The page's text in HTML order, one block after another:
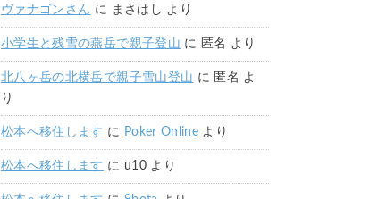
ヴァナゴンさん に まさはし より
小学生と残雪の燕岳で親子登山 に 匿名 より
北八ヶ岳の北横岳で親子雪山登山 に 匿名 よ
り
松本へ移住します に Poker Online より
松本へ移住します に u10より